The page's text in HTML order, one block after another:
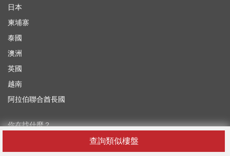
查詢類似樓盤
日本
柬埔寨
泰國
澳洲
英國
越南
阿拉伯聯合酋長國
你在找什麼？